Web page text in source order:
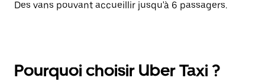
Des vans pouvant accueillir jusqu'à 6 passagers.
Pourquoi choisir Uber Taxi ?